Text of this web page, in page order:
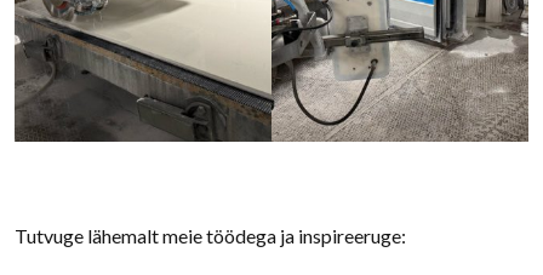
Tutvuge lähemalt meie töödega ja inspireeruge: